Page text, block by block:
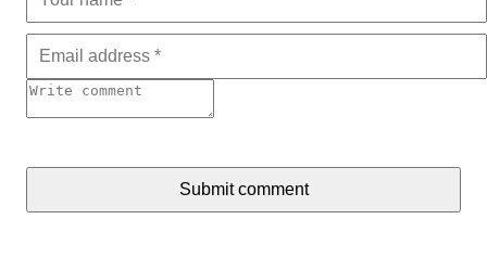
Submit comment